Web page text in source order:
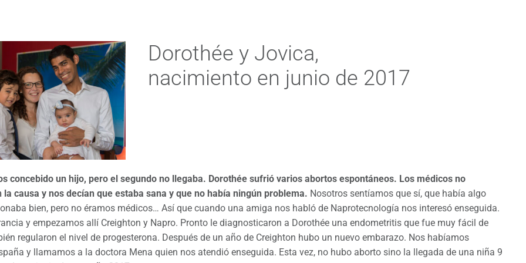
Dorothée y Jovica,
nacimiento en junio de 2017
concebido un hijo, pero el segundo no llegaba. Dorothée sufrió varios abortos espontáneos. Los médicos no
la causa y nos decían que estaba sana y que no había ningún problema. Nosotros sentíamos que sí, que había algo
bien, pero no éramos médicos… Así que cuando una amiga nos habló de Naprotecnología nos interesó enseguida.
y empezamos allí Creighton y Napro. Pronto le diagnosticaron a Dorothée una endometritis que fue muy fácil de
regularon el nivel de progesterona. Después de un año de Creighton hubo un nuevo embarazo. Nos habíamos
y llamamos a la doctora Mena quien nos atendió enseguida. Esta vez, no hubo aborto sino la llegada de una niña 9